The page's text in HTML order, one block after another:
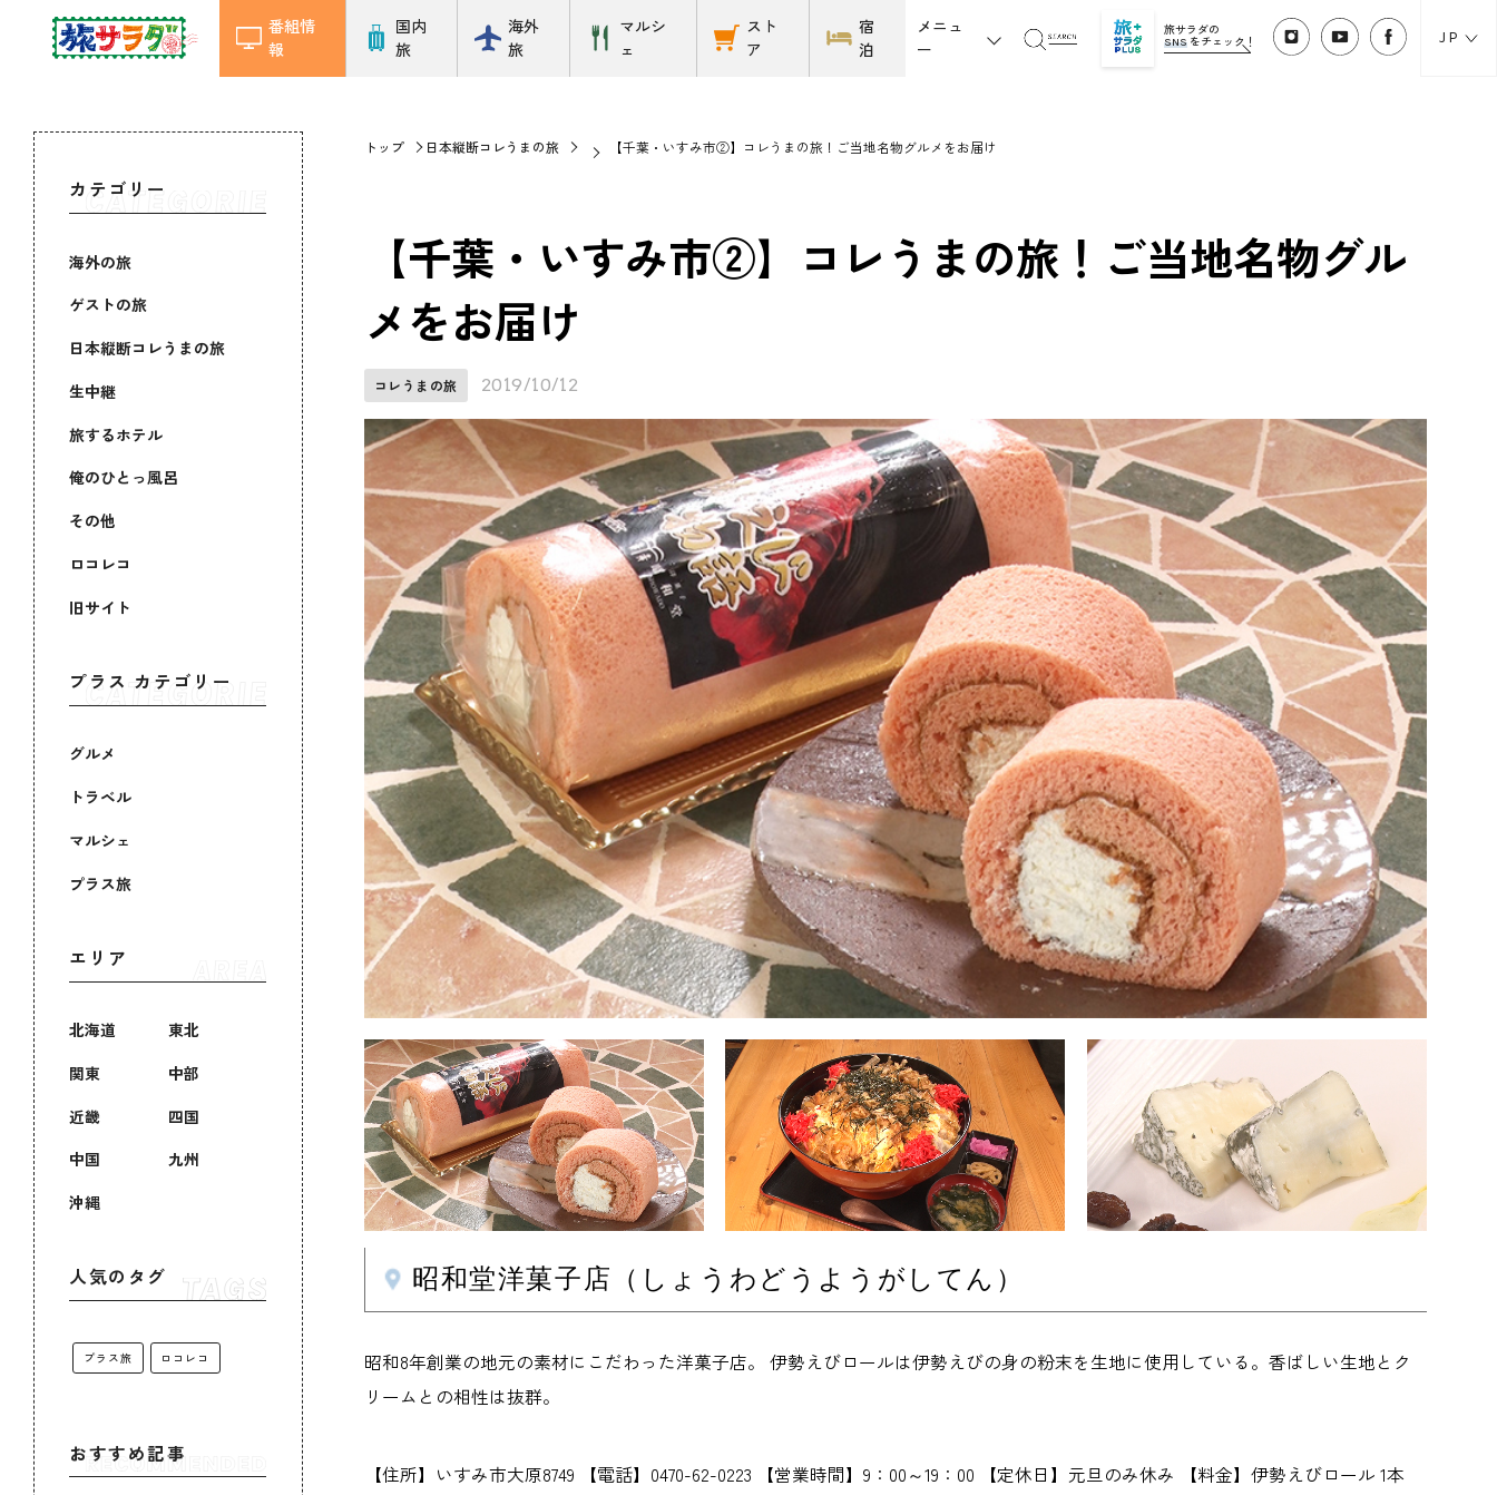
番組情
報
国内
旅
海外
旅
マルシ
ェ
スト
ア
宿
泊
メニュ
ー
旅サラダの
SNS をチェック！ JP
カテゴリー
海外の旅
ゲストの旅
日本縦断コレうまの旅
生中継
旅するホテル
俺のひとっ風呂
その他
ロコレコ
旧サイト
プラス カテゴリー
グルメ
トラベル
マルシェ
プラス旅
エリア
北海道
東北
関東
中部
近畿
四国
中国
九州
沖縄
人気のタグ
プラス旅 ロコレコ
おすすめ記事
トップ 日本縦断コレうまの旅 【千葉・いすみ市②】コレうまの旅！ご当地名物グルメをお届け
【千葉・いすみ市②】コレうまの旅！ご当地名物グル
メをお届け
コレうまの旅 2019/10/12
昭和堂洋菓子店（しょうわどうようがしてん）
昭和8年創業の地元の素材にこだわった洋菓子店。 伊勢えびロールは伊勢えびの身の粉末を生地に使用している。香ばしい生地とク
リームとの相性は抜群。
【住所】いすみ市大原8749 【電話】0470-62-0223 【営業時間】9：00～19：00 【定休日】元旦のみ休み 【料金】伊勢えびロール 1本